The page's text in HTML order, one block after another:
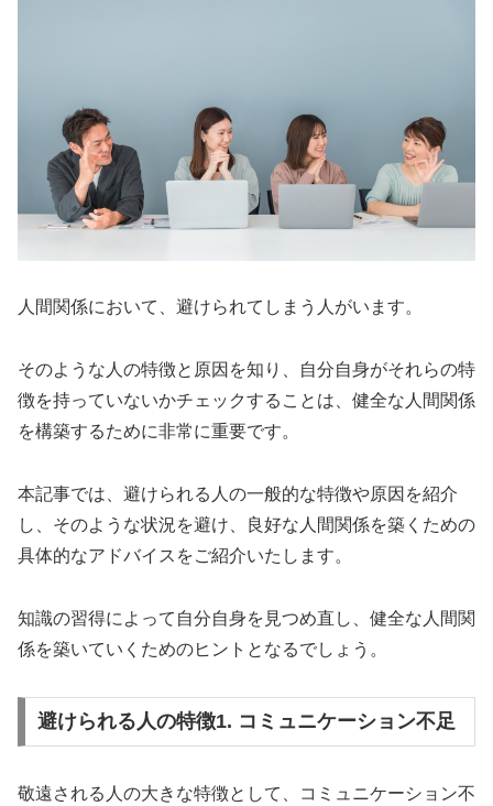
人間関係において、避けられてしまう人がいます。
そのような人の特徴と原因を知り、自分自身がそれらの特
徴を持っていないかチェックすることは、健全な人間関係
を構築するために非常に重要です。
本記事では、避けられる人の一般的な特徴や原因を紹介
し、そのような状況を避け、良好な人間関係を築くための
具体的なアドバイスをご紹介いたします。
知識の習得によって自分自身を見つめ直し、健全な人間関
係を築いていくためのヒントとなるでしょう。
避けられる人の特徴1. コミュニケーション不足
敬遠される人の大きな特徴として、コミュニケーション不